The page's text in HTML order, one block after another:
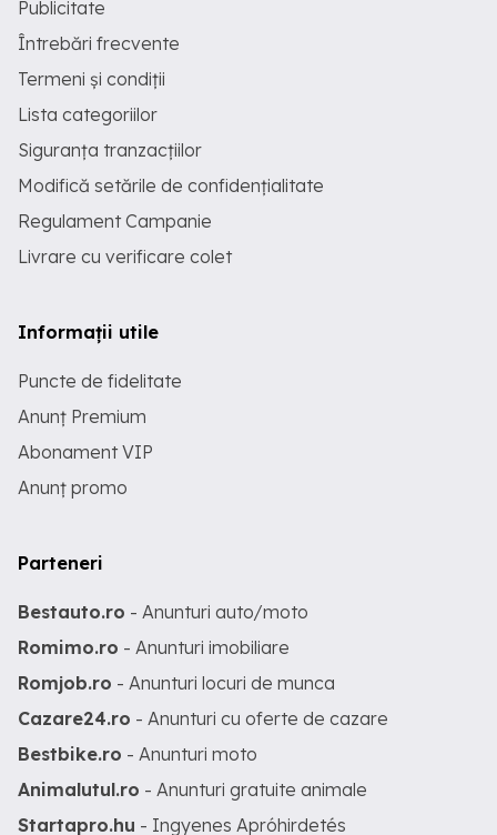
Publicitate
Întrebări frecvente
Termeni și condiții
Lista categoriilor
Siguranța tranzacțiilor
Modifică setările de confidențialitate
Regulament Campanie
Livrare cu verificare colet
Informații utile
Puncte de fidelitate
Anunț Premium
Abonament VIP
Anunț promo
Parteneri
Bestauto.ro - Anunturi auto/moto
Romimo.ro - Anunturi imobiliare
Romjob.ro - Anunturi locuri de munca
Cazare24.ro - Anunturi cu oferte de cazare
Bestbike.ro - Anunturi moto
Animalutul.ro - Anunturi gratuite animale
Startapro.hu - Ingyenes Apróhirdetés